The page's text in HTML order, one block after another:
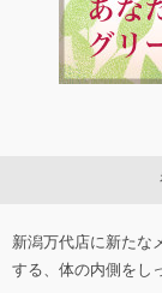
新潟万代店に新たな
する、体の内側をし